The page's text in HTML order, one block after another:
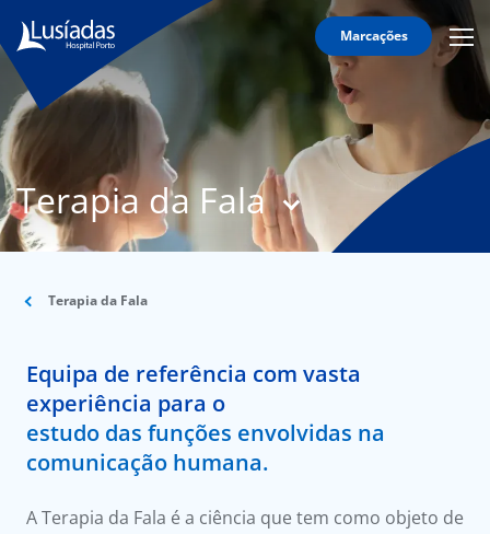
Marcações
Icon
Lusíadas
Hospitais
e
Clínicas
Clínico
Acordos
Terapia da Fala
Terapia da Fala
Equipa de referência com vasta
experiência para o
estudo das funções envolvidas na
comunicação humana.
A Terapia da Fala é a ciência que tem como objeto de